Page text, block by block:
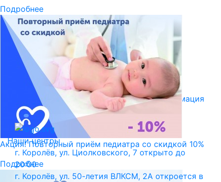
Подробнее
Акция! Повторный приём педиатра со скидкой 10%
Подробнее
Библиотека пациента
Правовая информация
Версия для слабовидящих
Наши центры
г. Королёв, ул. Циолковского, 7 открыто до
20:00
г. Королёв, ул. 50-летия ВЛКСМ, 2А откроется в